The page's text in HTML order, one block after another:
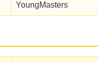
YoungMasters